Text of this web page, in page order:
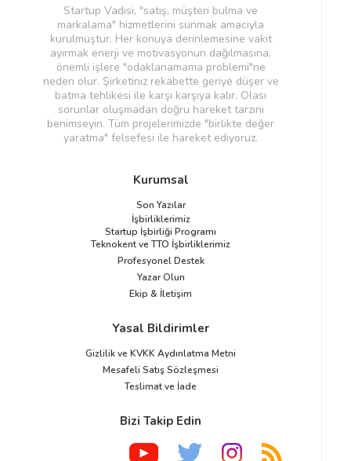
Startup Vadisi, "satış, müşteri bulma ve
markalama" hizmetlerini sunmak amacıyla
kurulmuştur. Her konuya derinlemesine vakit
ayırmak enerji ve motivasyonun dağılmasına,
önemli işlere "odaklanamama problemi"ne
neden olur. Şirketiniz rekabette geriye düşer ve
batma tehlikesi ile karşı karşıya kalır. Olası
sorunlar oluşmadan doğru hareket tarzını
benimseyin. Tüm projelerimizde "birlikte değer
yaratma" felsefesi ile hareket ediyoruz.
Kurumsal
Son Yazılar
İşbirliklerimiz
Startup İşbirliği Programı
Teknokent ve TTO İşbirliklerimiz
Profesyonel Destek
Yazar Olun
Ekip & İletişim
Yasal Bildirimler
Gizlilik ve KVKK Aydınlatma Metni
Mesafeli Satış Sözleşmesi
Teslimat ve İade
Bizi Takip Edin